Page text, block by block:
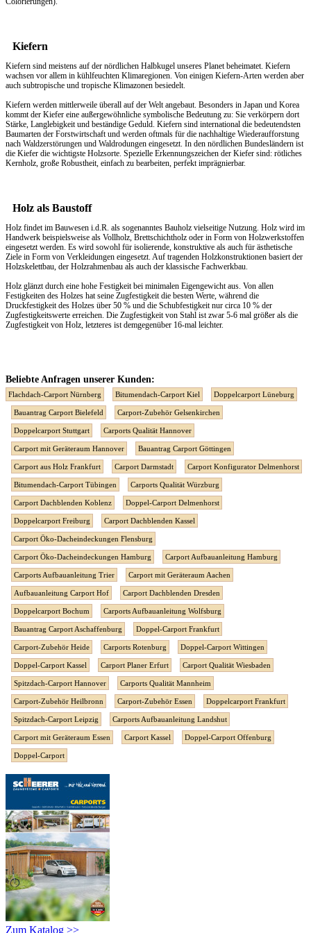
Kiefern
Kiefern sind meistens auf der nördlichen Halbkugel unseres Planet beheimatet. Kiefern
wachsen vor allem in kühlfeuchten Klimaregionen. Von einigen Kiefern-Arten werden aber
auch subtropische und tropische Klimazonen besiedelt.
Kiefern werden mittlerweile überall auf der Welt angebaut. Besonders in Japan und Korea
kommt der Kiefer eine außergewöhnliche symbolische Bedeutung zu: Sie verkörpern dort
Stärke, Langlebigkeit und beständige Geduld. Kiefern sind international die bedeutendsten
Baumarten der Forstwirtschaft und werden oftmals für die nachhaltige Wiederaufforstung
nach Waldzerstörungen und Waldrodungen eingesetzt. In den nördlichen Bundesländern ist
die Kiefer die wichtigste Holzsorte. Spezielle Erkennungszeichen der Kiefer sind: rötliches
Kernholz, große Robustheit, einfach zu bearbeiten, perfekt imprägnierbar.
Holz als Baustoff
Holz findet im Bauwesen i.d.R. als sogenanntes Bauholz vielseitige Nutzung. Holz wird im
Handwerk beispielsweise als Vollholz, Brettschichtholz oder in Form von Holzwerkstoffen
eingesetzt werden. Es wird sowohl für isolierende, konstruktive als auch für ästhetische
Ziele in Form von Verkleidungen eingesetzt. Auf tragenden Holzkonstruktionen basiert der
Holzskelettbau, der Holzrahmenbau als auch der klassische Fachwerkbau.
Holz glänzt durch eine hohe Festigkeit bei minimalen Eigengewicht aus. Von allen
Festigkeiten des Holzes hat seine Zugfestigkeit die besten Werte, während die
Druckfestigkeit des Holzes über 50 % und die Schubfestigkeit nur circa 10 % der
Zugfestigkeitswerte erreichen. Die Zugfestigkeit von Stahl ist zwar 5-6 mal größer als die
Zugfestigkeit von Holz, letzteres ist demgegenüber 16-mal leichter.
Beliebte Anfragen unserer Kunden:
Flachdach-Carport Nürnberg Bitumendach-Carport Kiel Doppelcarport Lüneburg
Bauantrag Carport Bielefeld Carport-Zubehör Gelsenkirchen
Doppelcarport Stuttgart Carports Qualität Hannover
Carport mit Geräteraum Hannover Bauantrag Carport Göttingen
Carport aus Holz Frankfurt Carport Darmstadt Carport Konfigurator Delmenhorst
Bitumendach-Carport Tübingen Carports Qualität Würzburg
Carport Dachblenden Koblenz Doppel-Carport Delmenhorst
Doppelcarport Freiburg Carport Dachblenden Kassel
Carport Öko-Dacheindeckungen Flensburg
Carport Öko-Dacheindeckungen Hamburg Carport Aufbauanleitung Hamburg
Carports Aufbauanleitung Trier Carport mit Geräteraum Aachen
Aufbauanleitung Carport Hof Carport Dachblenden Dresden
Doppelcarport Bochum Carports Aufbauanleitung Wolfsburg
Bauantrag Carport Aschaffenburg Doppel-Carport Frankfurt
Carport-Zubehör Heide Carports Rotenburg Doppel-Carport Wittingen
Doppel-Carport Kassel Carport Planer Erfurt Carport Qualität Wiesbaden
Spitzdach-Carport Hannover Carports Qualität Mannheim
Carport-Zubehör Heilbronn Carport-Zubehör Essen Doppelcarport Frankfurt
Spitzdach-Carport Leipzig Carports Aufbauanleitung Landshut
Carport mit Geräteraum Essen Carport Kassel Doppel-Carport Offenburg
Doppel-Carport
Zum Katalog >>